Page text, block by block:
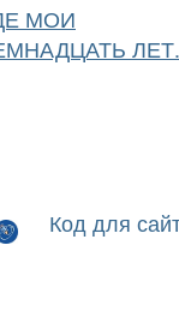
МОИ
Код для